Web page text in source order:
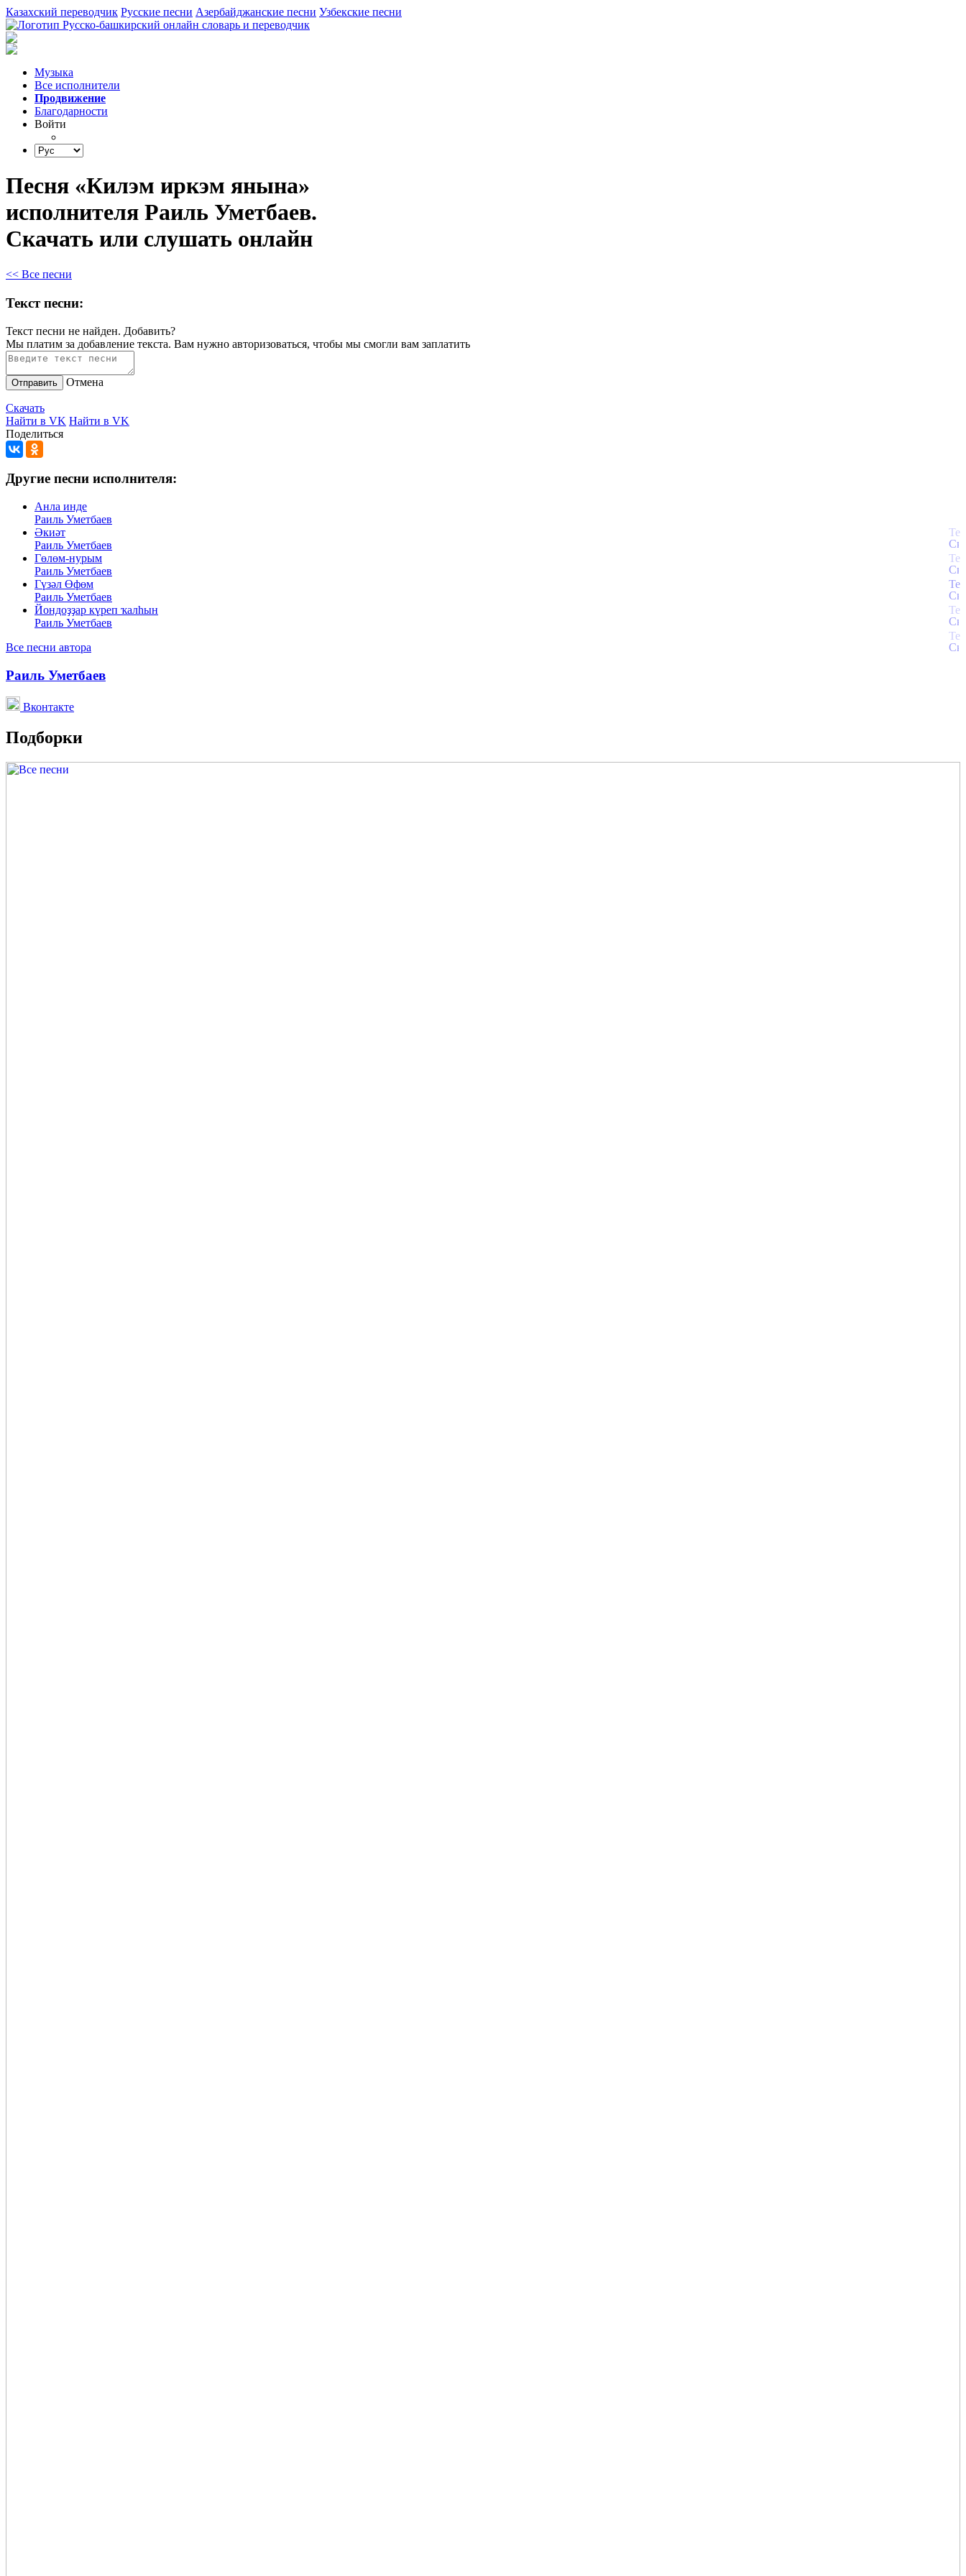
Казахский переводчик Русские песни Азербайджанские песни Узбекские песни
Музыка
Все исполнители
Продвижение
Благодарности
Войти
Песня «Килэм иркэм янына»
исполнителя Раиль Уметбаев.
Скачать или слушать онлайн
<< Все песни
Текст песни:
Текст песни не найден. Добавить?
Мы платим за добавление текста. Вам нужно авторизоваться, чтобы мы смогли вам заплатить
Отправить Отмена
Скачать
Найти в VK Найти в VK
Поделиться
Другие песни исполнителя:
Анла инде
Раиль Уметбаев
Әкиәт
Раиль Уметбаев
Гөлөм-нурым
Раиль Уметбаев
Гүзәл Өфөм
Раиль Уметбаев
Йондоҙҙар күреп ҡалһын
Раиль Уметбаев
Все песни автора
Раиль Уметбаев
Вконтакте
Подборки